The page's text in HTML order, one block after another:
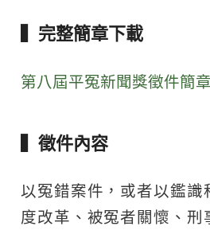
▍完整簡章下載
第八屆平冤新聞獎徵件簡章
▍徵件內容
以冤錯案件，或者以鑑識
度改革、被冤者關懷、刑